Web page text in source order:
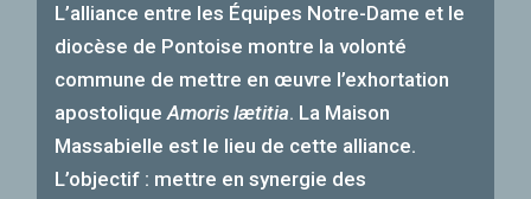
L’alliance entre les Équipes Notre-Dame et le
diocèse de Pontoise montre la volonté
commune de mettre en œuvre l’exhortation
apostoliqueAmoris lætitia. La Maison
Massabielle est le lieu de cette alliance.
L’objectif : mettre en synergie des